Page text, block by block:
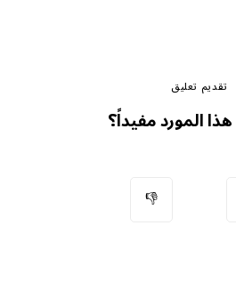
تقديم تعليق
المورد مفيداً؟
👎